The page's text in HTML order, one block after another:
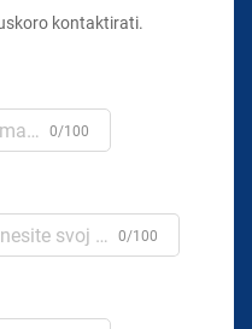
kontaktirati.
0/100
0/100